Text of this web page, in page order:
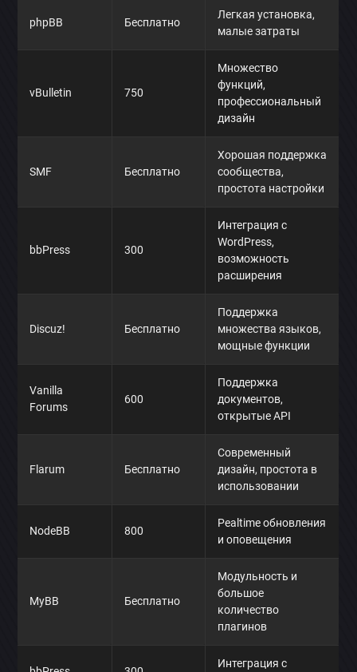
phpBB Бесплатно
Легкая установка,
малые затраты
vBulletin 750
Множество
функций,
профессиональный
дизайн
SMF Бесплатно
Хорошая поддержка
сообщества,
простота настройки
bbPress 300
Интеграция с
WordPress,
возможность
расширения
Discuz! Бесплатно
Поддержка
множества языков,
мощные функции
Vanilla
Forums
600
Поддержка
документов,
открытые API
Flarum Бесплатно
Современный
дизайн, простота в
использовании
NodeBB 800
Реaltime обновления
и оповещения
MyBB Бесплатно
Модульность и
большое
количество
плагинов
Интеграция с